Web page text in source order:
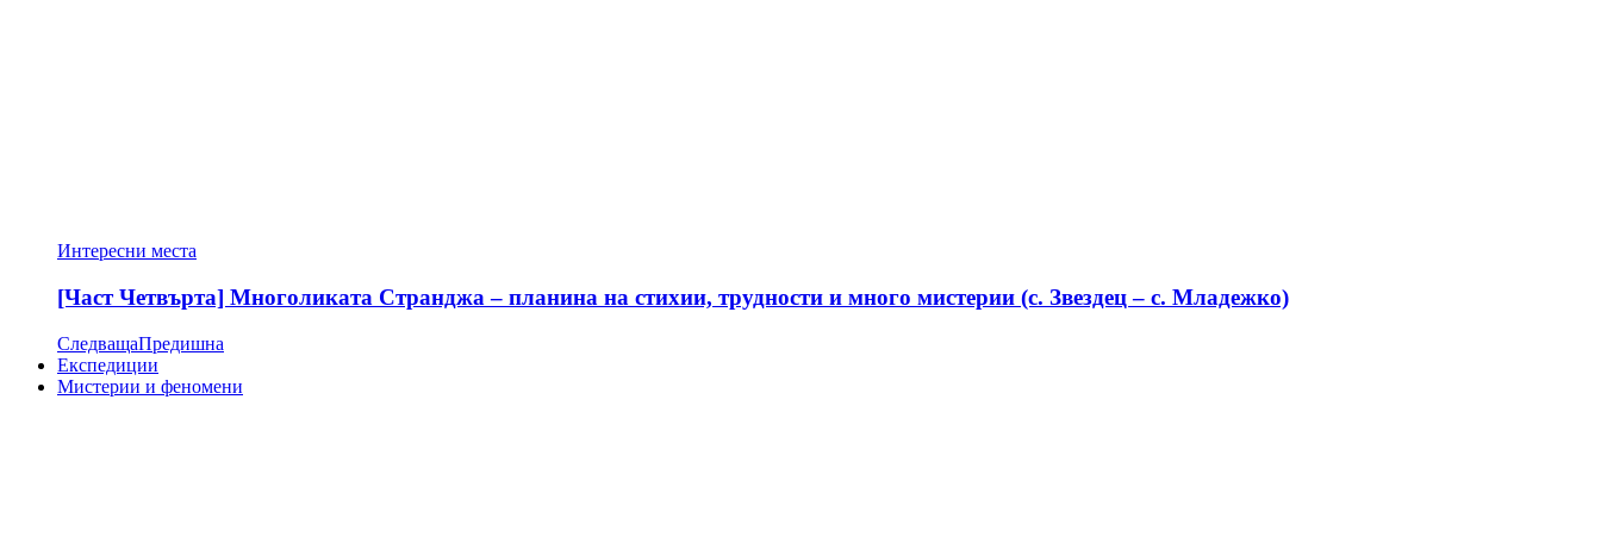
Интересни места
[Част Четвърта] Многоликата Странджа – планина на стихии, трудности и много мистерии (с. Звездец – с. Младежко)
СледващаПредишна
Експедиции
Мистерии и феномени